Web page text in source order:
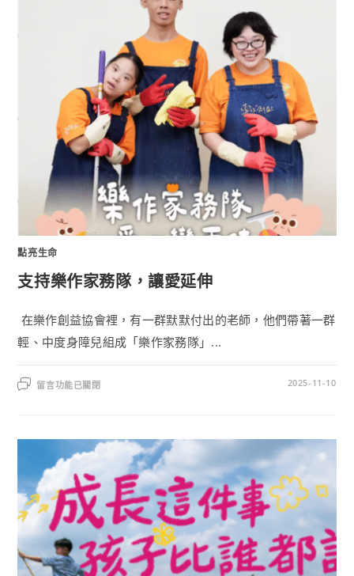
點亮生命
支持樂作家務隊，讓愛延伸
在樂作創益協會裡，有一群默默付出的老師，他們帶著一群
輕、中度身障兒組成「樂作家務隊」...
留言功能已關閉 2025-11-10